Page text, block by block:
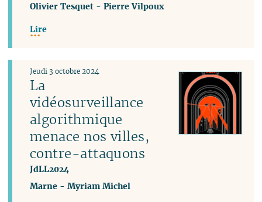
Olivier Tesquet -Pierre Vilpoux
Lire
La
vidéosurveillance
algorithmique
menace nos villes,
contre-attaquons
JdLL2024
Jeudi 3 octobre 2024
Marne -Myriam Michel